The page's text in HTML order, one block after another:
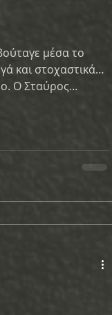
μέσα το
και στοχαστικά
Ο Σταύρος...